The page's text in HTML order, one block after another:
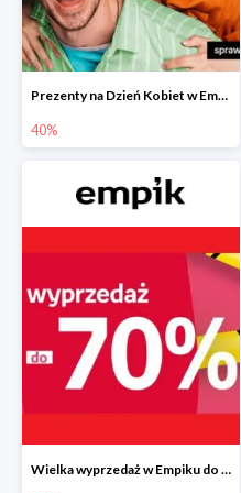
Prezenty na Dzień Kobiet w Empiku do -40%
40%
Wielka wyprzedaż w Empiku do -70%